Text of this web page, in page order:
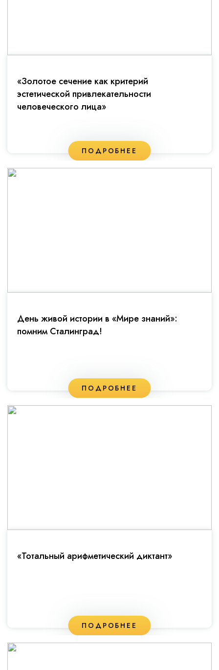
«Золотое сечение как критерий
эстетической привлекательности
человеческого лица»
ПОДРОБНЕЕ
День живой истории в «Мире знаний»:
помним Сталинград!
ПОДРОБНЕЕ
«Тотальный арифметический диктант»
ПОДРОБНЕЕ